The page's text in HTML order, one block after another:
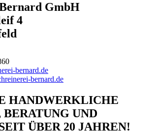
GmbH
4
bernard.de
bernard.de
HANDWERKLICHE
UND
ÜBER 20 JAHREN!